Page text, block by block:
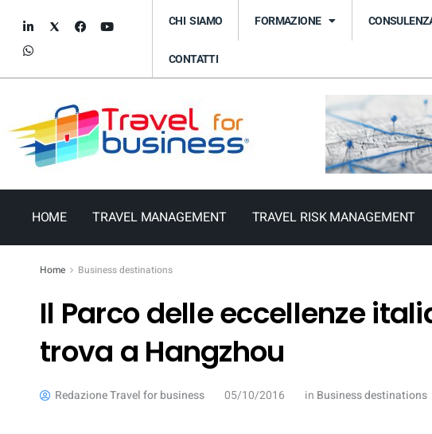
CHI SIAMO FORMAZIONE
CONTATTI
HOME TRAVEL MANAGEMENT TRAVEL RISK MANAGEMENT
Home Business destinations
Il Parco delle eccellenze
trova a Hangzhou
Redazione Travel for business 05/10/2016 in Business destinations